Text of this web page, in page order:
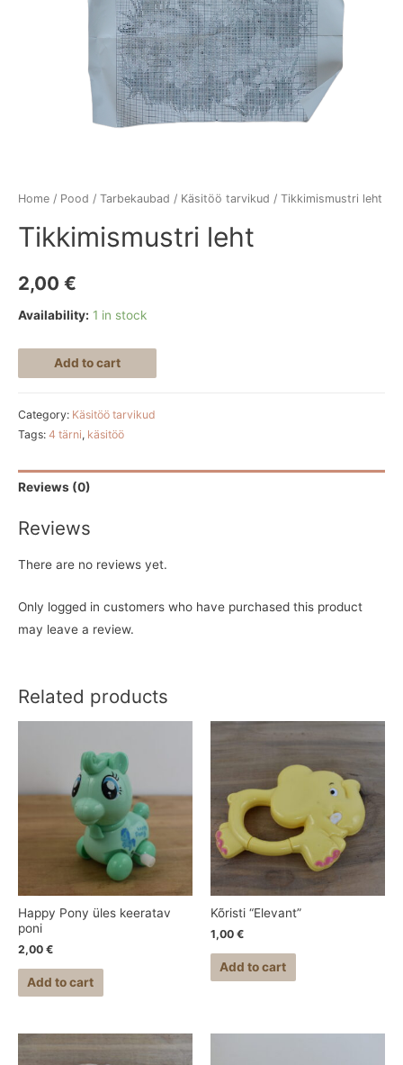
Home / Pood / Tarbekaubad / Käsitöö tarvikud / Tikkimismustri leht
Tikkimismustri leht
2,00 €
Availability: 1 in stock
Add to cart
Category: Käsitöö tarvikud
Tags: 4 tärni, käsitöö
Reviews (0)
Reviews
There are no reviews yet.
Only logged in customers who have purchased this product
may leave a review.
Related products
Happy Pony üles keeratav
poni
2,00 €
Add to cart
Kõristi “Elevant”
1,00 €
Add to cart